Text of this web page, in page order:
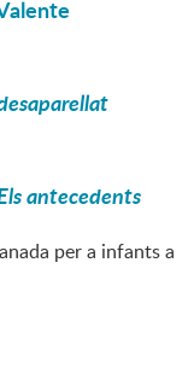
antecedents
per a infants a